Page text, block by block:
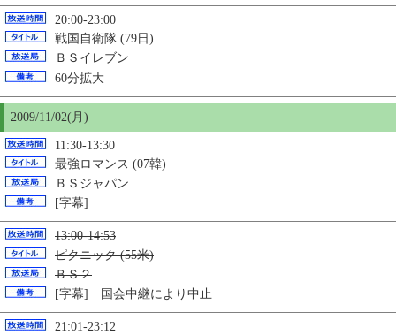
20:00-23:00
戦国自衛隊 (79日)
ＢＳイレブン
60分拡大
2009/11/02(月)
11:30-13:30
最強ロマンス (07韓)
ＢＳジャパン
[字幕]
13:00-14:53
ピクニック (55米)
ＢＳ２
[字幕] 国会中継により中止
21:01-23:12